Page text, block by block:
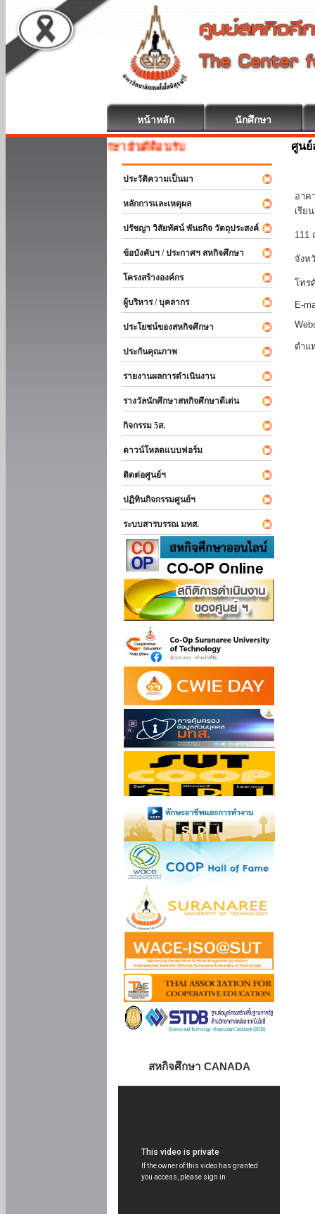
หน้าหลัก นักศึกษา
สหกิจศึกษา ยินดีต้อนรับ
ประวัติความเป็นมา
หลักการและเหตุผล
ปรัชญา วิสัยทัศน์ พันธกิจ วัตถุประสงค์
ข้อบังคับฯ / ประกาศฯ สหกิจศึกษา
โครงสร้างองค์กร
ผู้บริหาร / บุคลากร
ประโยชน์ของสหกิจศึกษา
ประกันคุณภาพ
รายงานผลการดำเนินงาน
รางวัลนักศึกษาสหกิจศึกษาดีเด่น
กิจกรรม 5ส.
ดาวน์โหลดแบบฟอร์ม
ติดต่อศูนย์ฯ
ปฏิทินกิจกรรมศูนย์ฯ
ระบบสารบรรณ มทส.
สหกิจศึกษา CANADA
ศูน
อาค
เรีย
111
จังห
โทร
E-
ตำแ